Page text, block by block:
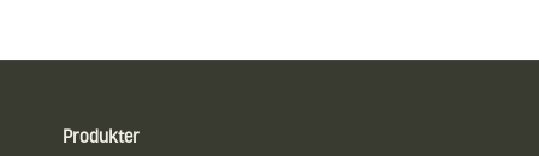
Produkter